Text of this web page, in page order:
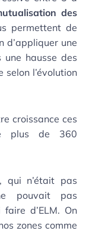
des
permettent de
d’appliquer une
hausse des
l’évolution
croissance ces
plus de 360
qui n’était pas
pouvait pas
d’ELM. On
zones comme